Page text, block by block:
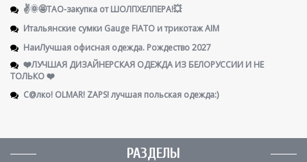
✌️🌞🤩ТАО-закупка от ШОЛПХЕЛПЕРА!💥
Итальянские сумки Gauge FIATO и трикотаж AIM
НаиЛучшая офисная одежда. Рождество 2027
❤️ЛУЧШАЯ ДИЗАЙНЕРСКАЯ ОДЕЖДА ИЗ БЕЛОРУССИИ И НЕ
ТОЛЬКО ❤️
С@лко! OLMAR! ZAPS! лучшая польская одежда:)
РАЗДЕЛЫ